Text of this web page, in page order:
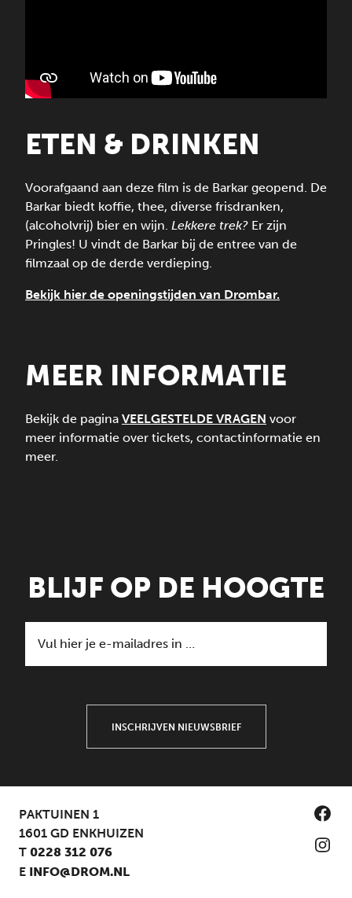
ETEN & DRINKEN
Voorafgaand aan deze film is de Barkar geopend. De
Barkar biedt koffie, thee, diverse frisdranken,
(alcoholvrij) bier en wijn. Lekkere trek? Er zijn
Pringles! U vindt de Barkar bij de entree van de
filmzaal op de derde verdieping.
Bekijk hier de openingstijden van Drombar.
MEER INFORMATIE
Bekijk de pagina VEELGESTELDE VRAGEN voor
meer informatie over tickets, contactinformatie en
meer.
BLIJF OP DE HOOGTE
INSCHRIJVEN NIEUWSBRIEF
PAKTUINEN 1
1601 GD ENKHUIZEN
T 0228 312 076
E INFO@DROM.NL